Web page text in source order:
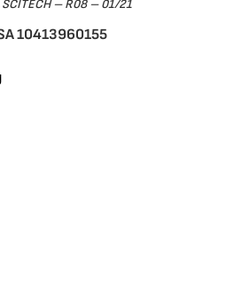
SCITECH – R08 – 01/21
10413960155